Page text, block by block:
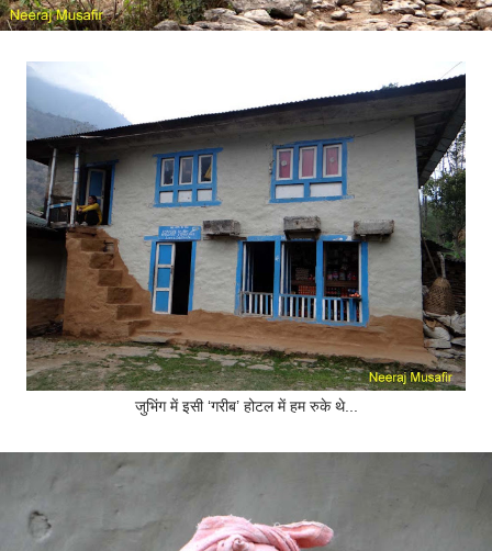
जुभिंग में इसी ‘गरीब’ होटल में हम रुके थे...